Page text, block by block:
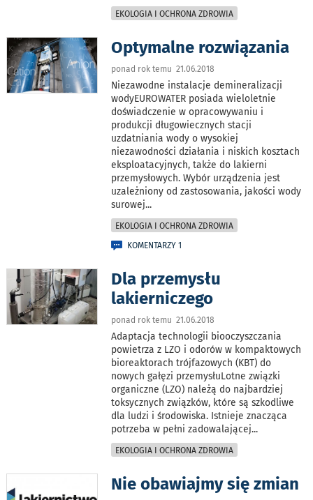
EKOLOGIA I OCHRONA ZDROWIA
Optymalne rozwiązania
ponad rok temu 21.06.2018
Niezawodne instalacje demineralizacji
wodyEUROWATER posiada wieloletnie
doświadczenie w opracowywaniu i
produkcji długowiecznych stacji
uzdatniania wody o wysokiej
niezawodności działania i niskich kosztach
eksploatacyjnych, także do lakierni
przemysłowych. Wybór urządzenia jest
uzależniony od zastosowania, jakości wody
surowej...
EKOLOGIA I OCHRONA ZDROWIA
KOMENTARZY 1
Dla przemysłu
lakierniczego
ponad rok temu 21.06.2018
Adaptacja technologii biooczyszczania
powietrza z LZO i odorów w kompaktowych
bioreaktorach trójfazowych (KBT) do
nowych gałęzi przemysłuLotne związki
organiczne (LZO) należą do najbardziej
toksycznych związków, które są szkodliwe
dla ludzi i środowiska. Istnieje znacząca
potrzeba w pełni zadowalającej...
EKOLOGIA I OCHRONA ZDROWIA
Nie obawiajmy się zmian